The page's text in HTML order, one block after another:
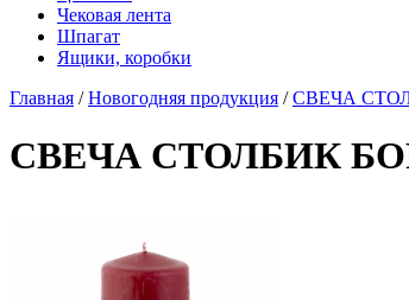
Чековая лента
Шпагат
Ящики, коробки
Главная /Новогодняя продукция /СВЕЧА
СВЕЧА СТОЛБИК